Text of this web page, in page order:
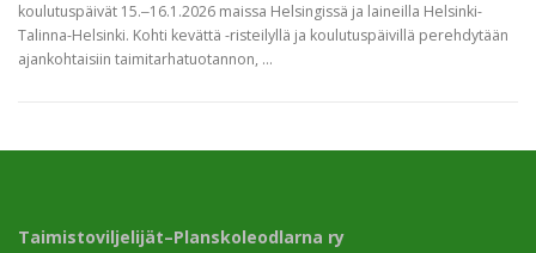
koulutuspäivät 15.‒16.1.2026 maissa Helsingissä ja laineilla Helsinki-
Talinna-Helsinki. Kohti kevättä -risteilyllä ja koulutuspäivillä perehdytään
ajankohtaisiin taimitarhatuotannon, …
Taimistoviljelijät–Planskoleodlarna ry